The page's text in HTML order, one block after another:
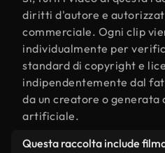
diritti d'autore e
commerciale. Ogni clip
individualmente per
standard di copyright e
indipendentemente dal
da un creatore o
artificiale.
Questa raccolta include